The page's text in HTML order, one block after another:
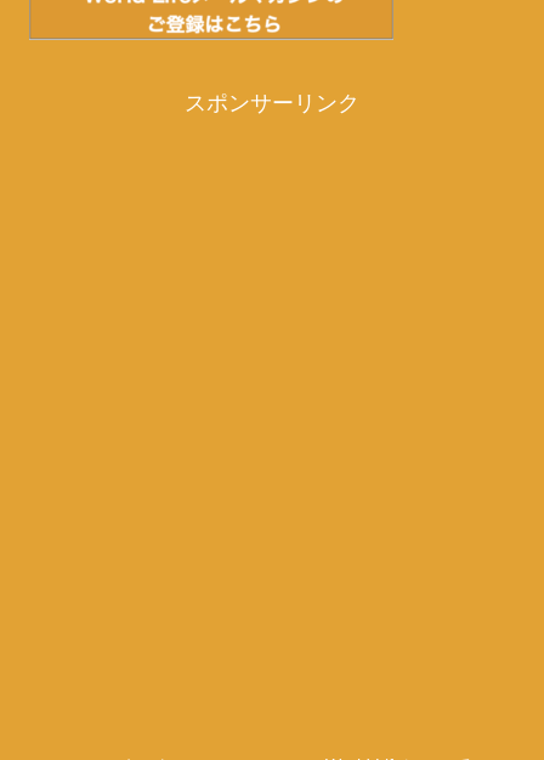
スポンサーリンク